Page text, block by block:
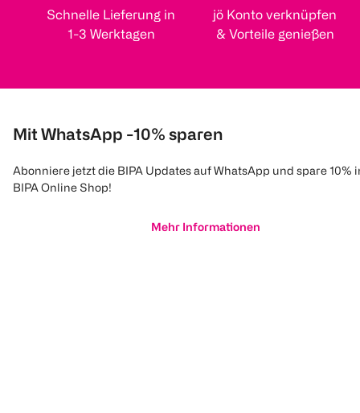
Schnelle Lieferung in
1-3 Werktagen
jö Konto verknüpfen
& Vorteile genießen
Mit WhatsApp -10% sparen
Abonniere jetzt die BIPA Updates auf WhatsApp und spare 10%
BIPA Online Shop!
Mehr Informationen